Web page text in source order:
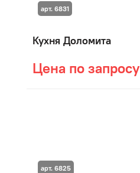
Кухня Доломита
Цена по запросу
арт. 6831
арт. 6825